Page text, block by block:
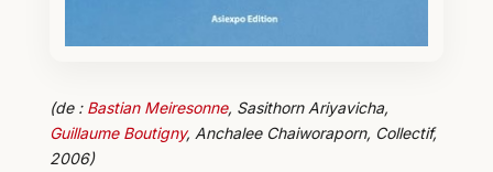
(de : Bastian Meiresonne, Sasithorn Ariyavicha,
Guillaume Boutigny, Anchalee Chaiworaporn, Collectif,
2006)